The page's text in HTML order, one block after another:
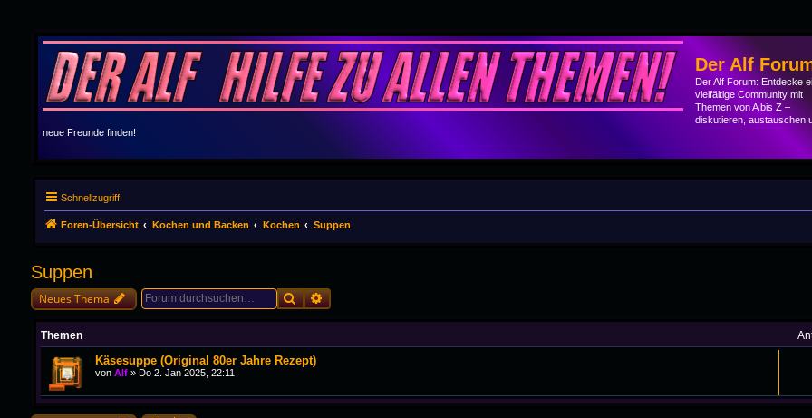
Der Alf
Der Alf Forum: Entdecke
vielfältige Community mit
Themen von A bis Z –
diskutieren, austauschen
neue Freunde finden!
Schnellzugriff
Foren-Übersicht Kochen und Backen Kochen Suppen
Suppen
Neues Thema SucheErweiterte Suche
Themen
Käsesuppe (Original 80er Jahre Rezept)
von Alf» Do 2. Jan 2025, 22:11